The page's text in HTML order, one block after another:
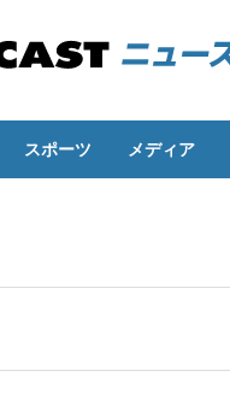
スポーツ メディア